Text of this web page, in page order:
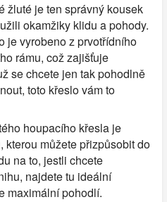
žluté je ten správný kousek
okamžiky klidu a pohody.
je vyrobeno z prvotřídního
rámu, což zajišťuje
se chcete jen tak pohodlně
toto křeslo vám to
houpacího křesla je
kterou můžete přizpůsobit do
na to, jestli chcete
najdete tu ideální
maximální pohodlí.